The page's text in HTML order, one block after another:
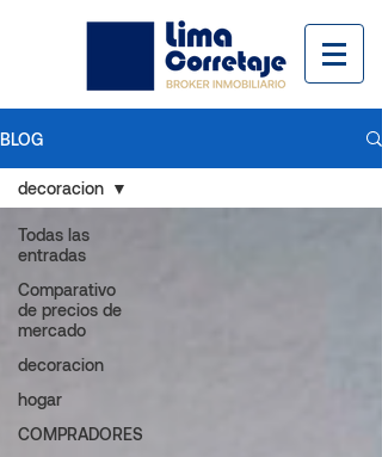
BLOG
Todas las
entradas
Comparativo
de precios de
mercado
decoracion
hogar
COMPRADORES
decoracion